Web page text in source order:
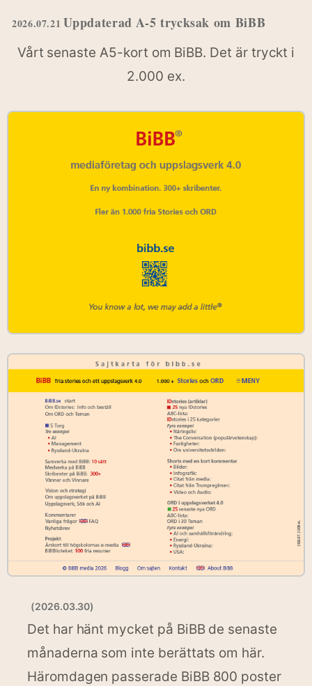
2026.07.21 Uppdaterad A-5 trycksak om BiBB
Vårt senaste A5-kort om BiBB. Det är tryckt i
2.000 ex.
(2026.03.30)
Det har hänt mycket på BiBB de senaste
månaderna som inte berättats om här.
Häromdagen passerade BiBB 800 poster